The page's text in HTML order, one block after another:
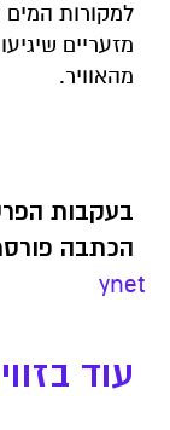
למקורות המים
מזעריים
מהאוויר.
בעקבות
הכתבה
ynet
עוד